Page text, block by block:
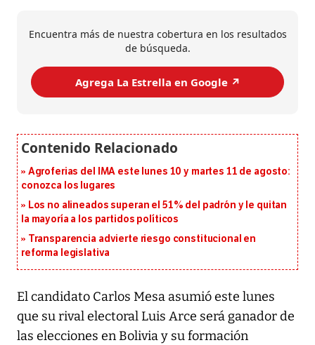
Encuentra más de nuestra cobertura en los resultados
de búsqueda.
Agrega La Estrella en Google ↗️
Agroferias del IMA este lunes 10 y martes 11 de agosto:
conozca los lugares
Los no alineados superan el 51% del padrón y le quitan
la mayoría a los partidos políticos
Transparencia advierte riesgo constitucional en
reforma legislativa
El candidato Carlos Mesa asumió este lunes
que su rival electoral Luis Arce será ganador de
las elecciones en Bolivia y su formación